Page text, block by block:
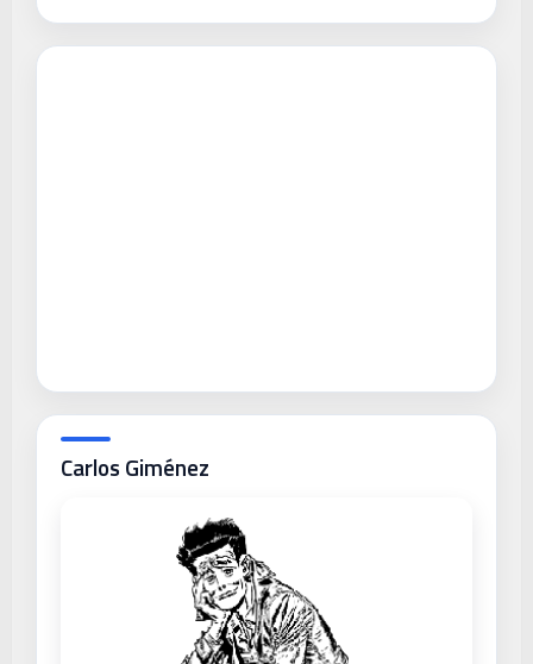
Carlos Giménez